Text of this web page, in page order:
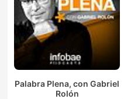
Palabra Plena, con Gabriel
Rolón